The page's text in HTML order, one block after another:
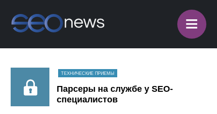
≡
ТЕХНИЧЕСКИЕ ПРИЕМЫ
Парсеры на службе у SEO-
специалистов